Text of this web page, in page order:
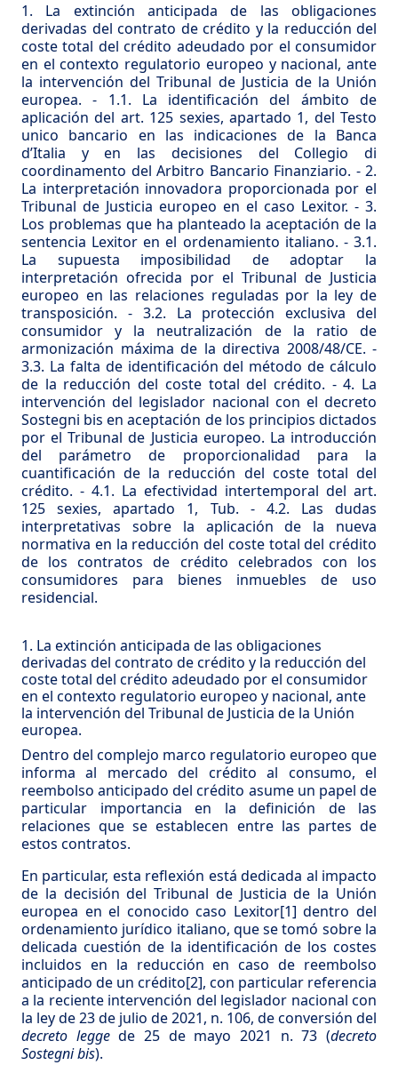
1. La extinción anticipada de las obligaciones
derivadas del contrato de crédito y la reducción del
coste total del crédito adeudado por el consumidor
en el contexto regulatorio europeo y nacional, ante
la intervención del Tribunal de Justicia de la Unión
europea.- 1.1. La identificación del ámbito de
aplicación del art. 125 sexies, apartado 1, del Testo
unico bancario en las indicaciones de la Banca
d’Italia y en las decisiones del Collegio di
coordinamento del Arbitro Bancario Finanziario. - 2.
La interpretación innovadora proporcionada por el
Tribunal de Justicia europeo en el caso Lexitor. - 3.
Los problemas que ha planteado la aceptación de la
sentencia Lexitor en el ordenamiento italiano. -3.1.
La supuesta imposibilidad de adoptar la
interpretación ofrecida por el Tribunal de Justicia
europeo en las relaciones reguladas por la ley de
transposición. - 3.2. La protección exclusiva del
consumidor y la neutralización de la ratio de
armonización máxima de la directiva 2008/48/CE. -
3.3. La falta de identificación del método de cálculo
de la reducción del coste total del crédito. -4. La
intervención del legislador nacional con el decreto
Sostegni bis en aceptación de los principios dictados
por el Tribunal de Justicia europeo. La introducción
del parámetro de proporcionalidad para la
cuantificación de la reducción del coste total del
crédito. - 4.1. La efectividad intertemporal del art.
125 sexies, apartado 1, Tub. - 4.2. Las dudas
interpretativas sobre la aplicación de la nueva
normativa en la reducción del coste total del crédito
de los contratos de crédito celebrados con los
consumidores para bienes inmuebles de uso
residencial.
1. La extinción anticipada de las obligaciones
derivadas del contrato de crédito y la reducción del
coste total del crédito adeudado por el consumidor
en el contexto regulatorio europeo y nacional, ante
la intervención del Tribunal de Justicia de la Unión
europea.
Dentro del complejo marco regulatorio europeo que
informa al mercado del crédito al consumo, el
reembolso anticipado del crédito asume un papel de
particular importancia en la definición de las
relaciones que se establecen entre las partes de
estos contratos.
En particular, esta reflexión está dedicada al impacto
de la decisión del Tribunal de Justicia de la Unión
europea en el conocido caso Lexitor[1] dentro del
ordenamiento jurídico italiano, que se tomó sobre la
delicada cuestión de la identificación de los costes
incluidos en la reducción en caso de reembolso
anticipado de un crédito[2], con particular referencia
a la reciente intervención del legislador nacional con
la ley de 23 de julio de 2021, n. 106, de conversión del
decreto leggede 25 de mayo 2021 n. 73 (decreto
Sostegnibis).